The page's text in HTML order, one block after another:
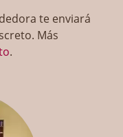
te enviará
Más
.